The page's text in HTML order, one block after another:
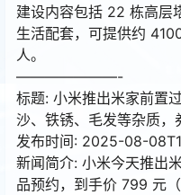
建设内容包括 22 栋高层
生活配套，可提供约
人。
———————-
标题: 小米推出米家前置
沙、铁锈、毛发等杂质
发布时间: 2025-08-
新闻简介: 小米今天推出
品预约，到手价 799 元